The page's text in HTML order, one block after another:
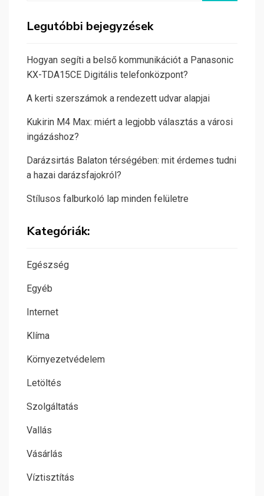
Legutóbbi bejegyzések
Hogyan segíti a belső kommunikációt a Panasonic
KX-TDA15CE Digitális telefonközpont?
A kerti szerszámok a rendezett udvar alapjai
Kukirin M4 Max: miért a legjobb választás a városi
ingázáshoz?
Darázsirtás Balaton térségében: mit érdemes tudni
a hazai darázsfajokról?
Stílusos falburkoló lap minden felületre
Kategóriák:
Egészség
Egyéb
Internet
Klíma
Környezetvédelem
Letöltés
Szolgáltatás
Vallás
Vásárlás
Víztisztítás